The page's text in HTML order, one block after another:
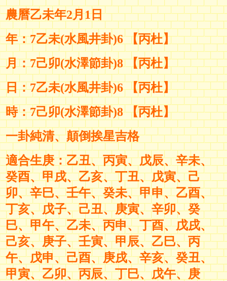
農曆乙未年2月1日
年：7乙未(水風井卦)6 【丙杜】
月：7己卯(水澤節卦)8 【丙杜】
日：7乙未(水風井卦)6 【丙杜】
時：7己卯(水澤節卦)8 【丙杜】
一卦純清、顛倒挨星吉格
適合生庚：乙丑、丙寅、戊辰、辛未、
癸酉、甲戌、乙亥、丁丑、戊寅、己
卯、辛巳、壬午、癸未、甲申、乙酉、
丁亥、戊子、己丑、庚寅、辛卯、癸
巳、甲午、乙未、丙申、丁酉、戊戌、
己亥、庚子、壬寅、甲辰、乙巳、丙
午、戊申、己酉、庚戌、辛亥、癸丑、
甲寅、乙卯、丙辰、丁巳、戊午、庚